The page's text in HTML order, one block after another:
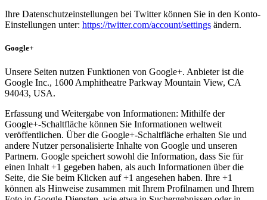
Ihre Datenschutzeinstellungen bei Twitter können Sie in den Konto-
Einstellungen unter: https://twitter.com/account/settings ändern.
Google+
Unsere Seiten nutzen Funktionen von Google+. Anbieter ist die
Google Inc., 1600 Amphitheatre Parkway Mountain View, CA
94043, USA.
Erfassung und Weitergabe von Informationen: Mithilfe der
Google+-Schaltfläche können Sie Informationen weltweit
veröffentlichen. Über die Google+-Schaltfläche erhalten Sie und
andere Nutzer personalisierte Inhalte von Google und unseren
Partnern. Google speichert sowohl die Information, dass Sie für
einen Inhalt +1 gegeben haben, als auch Informationen über die
Seite, die Sie beim Klicken auf +1 angesehen haben. Ihre +1
können als Hinweise zusammen mit Ihrem Profilnamen und Ihrem